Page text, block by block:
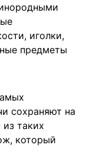
иголки,
предметы
сохраняют на
таких
который